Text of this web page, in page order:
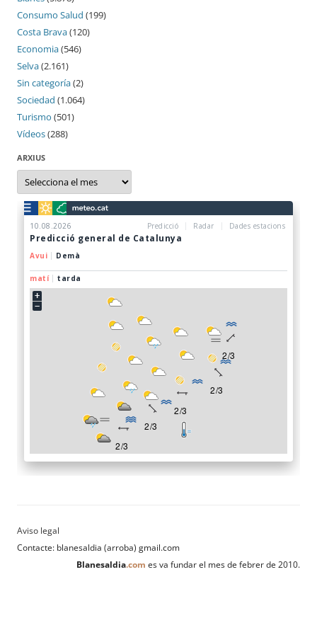
Consumo Salud (199)
Costa Brava(120)
Economia(546)
Selva(2.161)
Sin categoría(2)
Sociedad (1.064)
Turismo (501)
Vídeos(288)
ARXIUS
Arxius
Contacte: blanesaldia (arroba) gmail.com
Blanesaldia.com es va fundar el mes de febrer de 2010.